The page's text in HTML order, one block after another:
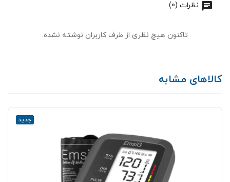
نظرات (0)
تاکنون هیچ نظری از طرف کاربران نوشته نشده.
کالاهای مشابه
جدید